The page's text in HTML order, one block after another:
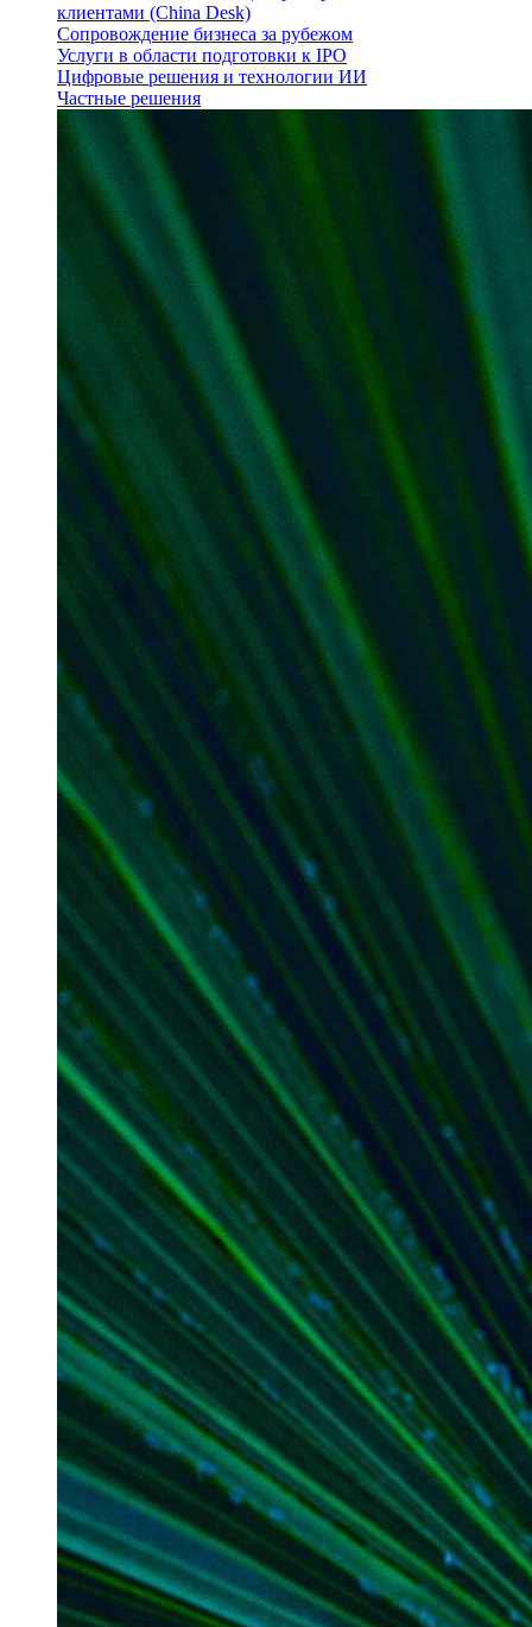
клиентами (China Desk)
Сопровождение бизнеса за рубежом
Услуги в области подготовки к IPO
Цифровые решения и технологии ИИ
Частные решения